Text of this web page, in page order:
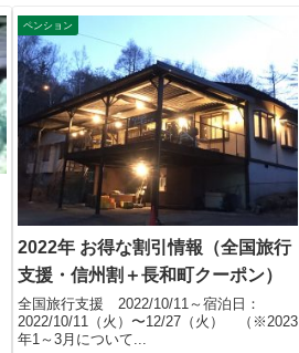
ペンション
2022年 お得な割引情報（全国旅行
支援・信州割＋長和町クーポン）
全国旅行支援 2022/10/11～宿泊日：
2022/10/11（火）〜12/27（火） （※2023
年1～3月について...